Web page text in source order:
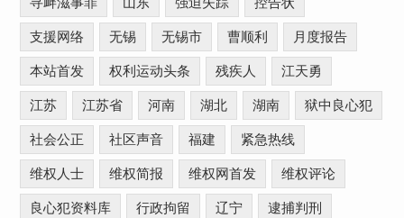
支援网络 无锡 无锡市 曹顺利 月度报告
本站首发 权利运动头条 残疾人 江天勇
江苏 江苏省 河南 湖北 湖南 狱中良心犯
社会公正 社区声音 福建 紧急热线
维权人士 维权简报 维权网首发 维权评论
良心犯资料库 行政拘留 辽宁 逮捕判刑